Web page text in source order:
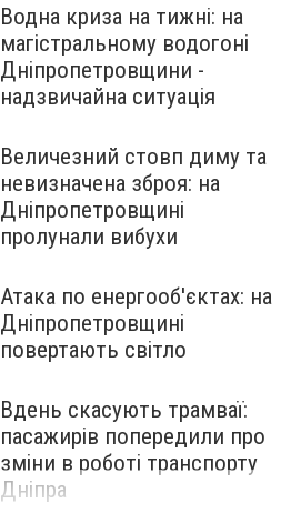
Водна криза на тижні: на
магістральному водогоні
Дніпропетровщини -
надзвичайна ситуація
Величезний стовп диму та
невизначена зброя: на
Дніпропетровщині
пролунали вибухи
Атака по енергооб'єктах: на
Дніпропетровщині
повертають світло
Вдень скасують трамваї:
пасажирів попередили про
зміни в роботі транспорту
Дніпра